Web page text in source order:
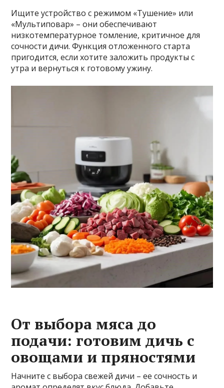
Ищите устройство с режимом «Тушение» или
«Мультиповар» – они обеспечивают
низкотемпературное томление, критичное для
сочности дичи. Функция отложенного старта
пригодится, если хотите заложить продукты с
утра и вернуться к готовому ужину.
От выбора мяса до
подачи: готовим дичь с
овощами и пряностями
Начните с выбора свежей дичи – ее сочность и